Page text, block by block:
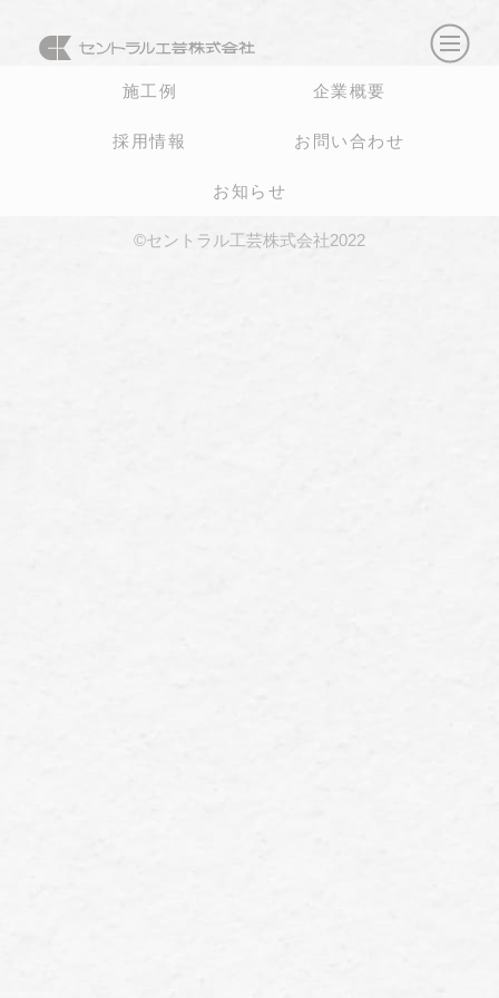
施工例 企業概要
採用情報 お問い合わせ
お知らせ
©セントラル工芸株式会社2022